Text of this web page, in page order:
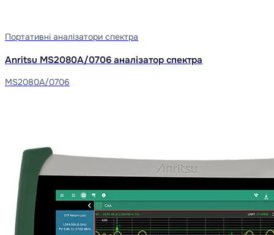
Портативні аналізатори спектра
Anritsu MS2080A/0706 аналізатор спектра
MS2080A/0706